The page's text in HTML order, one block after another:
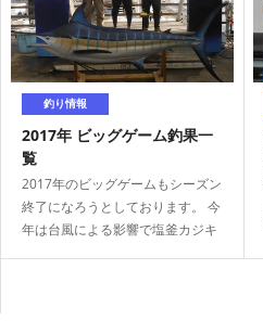
釣り情報
2017年 ビッグゲーム釣果一
覧
2017年のビッグゲームもシーズン
終了になろうとしております。 今
年は台風による影響で塩釜カジキ